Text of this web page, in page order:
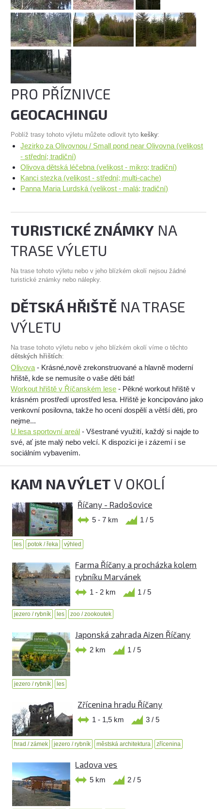
PRO PŘÍZNIVCE
GEOCACHINGU
Poblíž trasy tohoto výletu můžete odlovit tyto kešky:
Jezirko za Olivovnou / Small pond near Olivovna (velikost
- střední; tradiční)
Olivova dětská léčebna (velikost - mikro; tradiční)
Kanci stezka (velikost - střední; multi-cache)
Panna Maria Lurdská (velikost - malá; tradiční)
TURISTICKÉ ZNÁMKY NA
TRASE VÝLETU
Na trase tohoto výletu nebo v jeho blízkém okolí nejsou žádné
turistické známky nebo nálepky.
DĚTSKÁ HŘIŠTĚ NA TRASE
VÝLETU
Na trase tohoto výletu nebo v jeho blízkém okolí víme o těchto
dětských hřištích:
Olivova - Krásné,nově zrekonstruované a hlavně moderní
hřiště, kde se nemusíte o vaše děti bát!
Workout hřiště v Říčanském lese - Pěkné workout hřiště v
krásném prostředí uprostřed lesa. Hřiště je koncipováno jako
venkovní posilovna, takže ho ocení dospělí a větší děti, pro
nejme...
U lesa sportovní areál - Všestrané využití, každý si najde to
své, ať jste malý nebo velcí. K dispozici je i zázemí i se
sociálním vybavením.
KAM NA VÝLETV OKOLÍ
Říčany - Radošovice
5 - 7 km 1 / 5
les potok / řeka výhled
Farma Říčany a procházka kolem
rybníku Marvánek
1 - 2 km 1 / 5
jezero / rybník les zoo / zookoutek
Japonská zahrada Aizen Říčany
2 km 1 / 5
jezero / rybník les
Zřícenina hradu Říčany
1 - 1,5 km 3 / 5
hrad / zámek jezero / rybník městská architektura zřícenina
Ladova ves
5 km 2 / 5